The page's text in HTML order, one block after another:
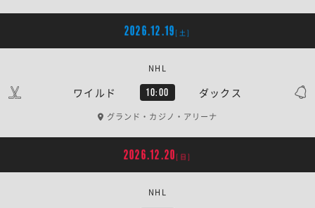
2026.12.19 [土]
ワイルド 10:00 ダックス
NHL
グランド・カジノ・アリーナ
2026.12.20 [日]
NHL